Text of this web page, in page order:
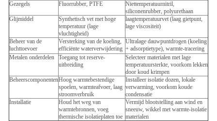
Gezegels
Fluorrubber, PTFE
Niettemperatuurnitril,
siliconenrubber, polyurethaan
Glijmiddel
Synthetisch vet met hoge
temperatuur (lage
vluchtigheid)
laagtemperatuurvet (laag gietpunt,
lage viscositeit)
Beheer van de
luchttoevoer
Versterking van de koeling,
efficiënte waterverwijdering
Ultralage dauwpuntdrogen (koeling
+ adsorptietype), warmte-tracering
Metalen onderdelen
Toegang tot reserve-
uitbreiding
Selecteer materialen met lage
temperatuursterkte, voorkom lekken
door koud krimpen
BeheerscomponentenHoog warmtebestendige
spoelen, warmteafvoer, laag
stroomverbruik
Installeer isolatie dozen, lokale
verwarming, voorkom koude
condensatie
Installatie
Houd het weg van
warmtebronnen, voeg
thermische isolatieplaten toe
Vermijd blootstelling aan wind en
sneeuw, wikkel met warmte-isolatie
materialen